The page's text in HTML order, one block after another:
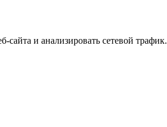
и анализировать сетевой трафик.